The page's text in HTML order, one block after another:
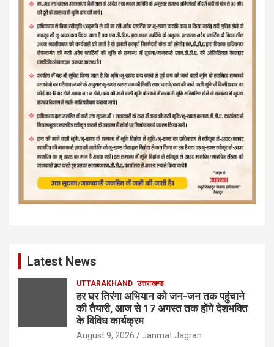
Latest News
UTTARAKHAND उत्तराखण्ड
हर घर तिरंगा अभियान को जन-जन तक पहुंचाने
की तैयारी, आज से 17 अगस्त तक होंगे देशभक्ति
के विविध कार्यक्रम
August 9, 2026 Janmat Jagran